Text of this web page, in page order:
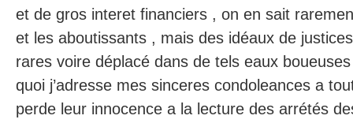
et de gros interet financiers , on en sait
et les aboutissants , mais des idéaux de
rares voire déplacé dans de tels eaux
quoi j’adresse mes sinceres condoleances a
perde leur innocence a la lecture des arrétés